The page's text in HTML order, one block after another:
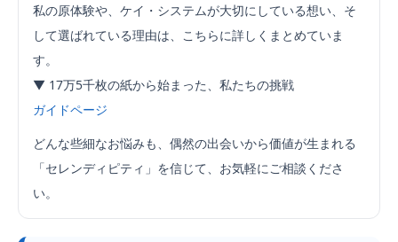
私の原体験や、ケイ・システムが大切にしている想い、そ
して選ばれている理由は、こちらに詳しくまとめていま
す。
▼ 17万5千枚の紙から始まった、私たちの挑戦
ガイドページ
どんな些細なお悩みも、偶然の出会いから価値が生まれる
「セレンディピティ」を信じて、お気軽にご相談くださ
い。